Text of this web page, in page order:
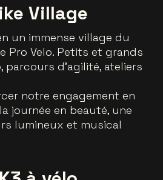
Village
un immense village du
Pro Velo. Petits et grands
d’agilité, ateliers
notre engagement en
journée en beauté, une
lumineux et musical